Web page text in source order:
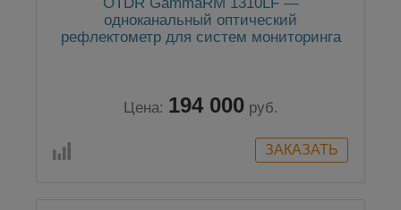
одноканальный оптический
рефлектометр для систем мониторинга
Цена: 194 000 руб.